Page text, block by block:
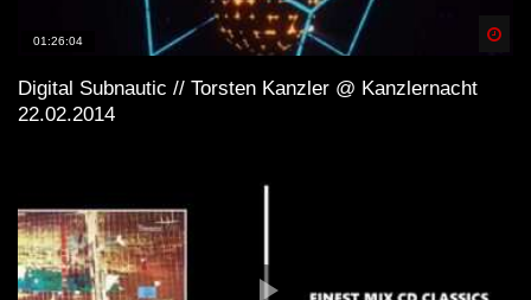
01:26:04
Digital Subnautic // Torsten Kanzler @ Kanzlernacht
22.02.2014